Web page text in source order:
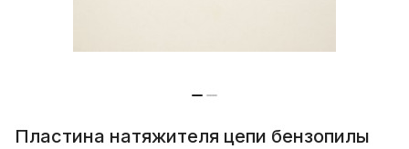
Пластина натяжителя цепи бензопилы